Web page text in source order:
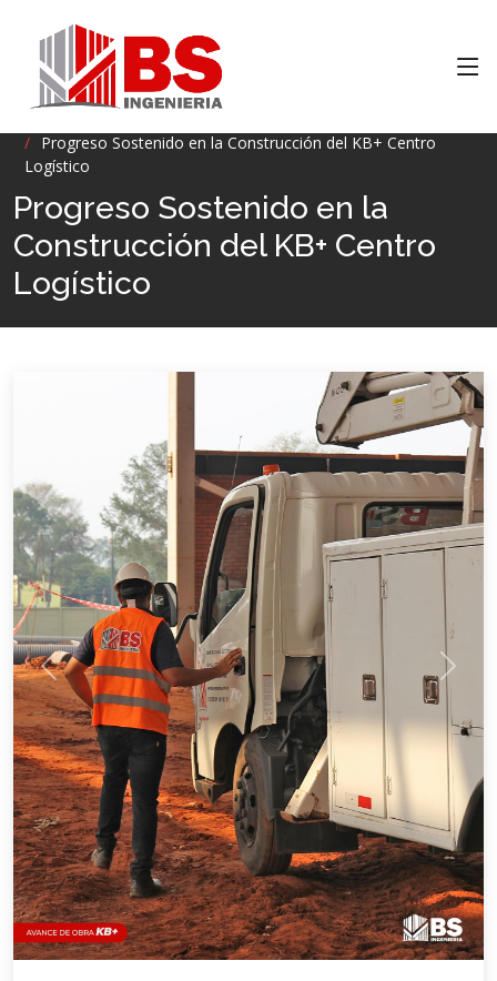
Progreso Sostenido en la Construcción del KB+ Centro
Logístico
Progreso Sostenido en la
Construcción del KB+ Centro
Logístico
Previous Next